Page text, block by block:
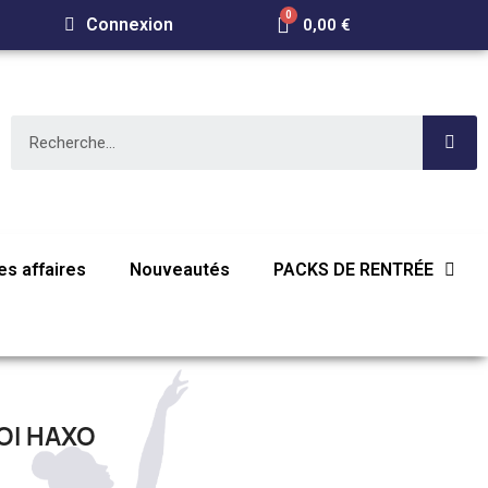
Connexion 0,00 €
affaires Nouveautés PACKS DE RENTRÉE
HAXO